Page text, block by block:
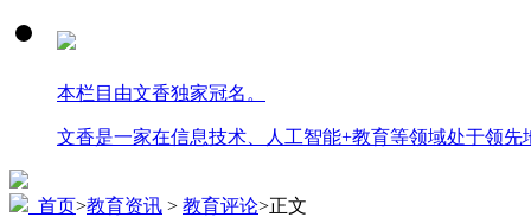
本栏目由文香独家冠名。
文香是一家在信息技术、人工智能+教育等领域处于领
首页>教育资讯 > 教育评论>正文